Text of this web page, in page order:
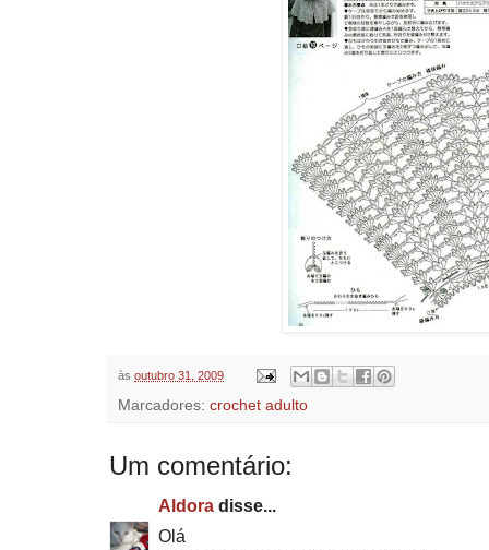
às outubro 31, 2009
Marcadores: crochet adulto
Um comentário:
Aldora disse...
Olá